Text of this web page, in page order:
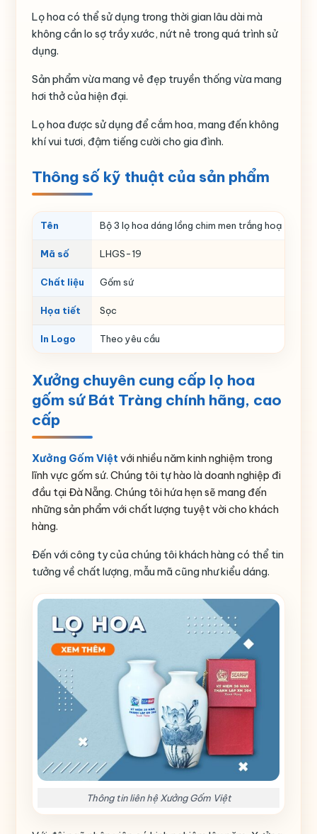
Lọ hoa có thể sử dụng trong thời gian lâu dài mà
không cần lo sợ trầy xước, nứt nẻ trong quá trình sử
dụng.
Sản phẩm vừa mang vẻ đẹp truyền thống vừa mang
hơi thở của hiện đại.
Lọ hoa được sử dụng để cắm hoa, mang đến không
khí vui tươi, đậm tiếng cười cho gia đình.
Thông số kỹ thuật của sản phẩm
Tên Bộ 3 lọ hoa dáng lồng chim men trắng hoạ tiết
Mã số LHGS-19
Chất liệu Gốm sứ
Họa tiết Sọc
In Logo Theo yêu cầu
Xưởng chuyên cung cấp lọ hoa
gốm sứ Bát Tràng chính hãng, cao
cấp
Xưởng Gốm Việt với nhiều năm kinh nghiệm trong
lĩnh vực gốm sứ. Chúng tôi tự hào là doanh nghiệp đi
đầu tại Đà Nẵng. Chúng tôi hứa hẹn sẽ mang đến
những sản phẩm với chất lượng tuyệt vời cho khách
hàng.
Đến với công ty của chúng tôi khách hàng có thể tin
tưởng về chất lượng, mẫu mã cũng như kiểu dáng.
Thông tin liên hệ Xưởng Gốm Việt